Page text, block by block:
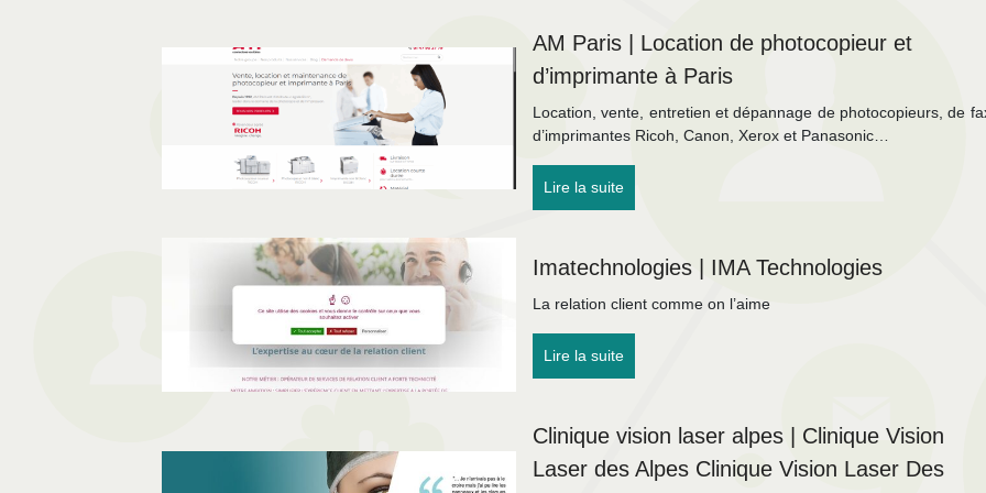
AM Paris | Location de photocopieur et
d’imprimante à Paris
Location, vente, entretien et dépannage de photocopieurs, de
d’imprimantes Ricoh, Canon, Xerox et Panasonic…
Lire la suite
Imatechnolo­gies | IMA Technolo­gies
La relation client comme on l’aime
Lire la suite
Clinique vision laser alpes | Clinique Vision
Laser des Alpes Clinique Vision Laser Des